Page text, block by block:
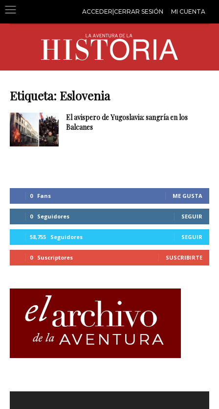
ACCEDER|CERRAR SESIÓN MI CUENTA
Etiqueta: Eslovenia
El avispero de Yugoslavia: sangría en los
Balcanes
0 Fans ME GUSTA
0 Seguidores SEGUIR
58,755 Seguidores SEGUIR
0 Suscriptores SUSCRIBIRTE